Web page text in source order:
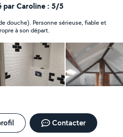
samedi journée entière.
par Caroline : 5/5
douche). Personne sérieuse, fiable et
à son départ.
Contacter